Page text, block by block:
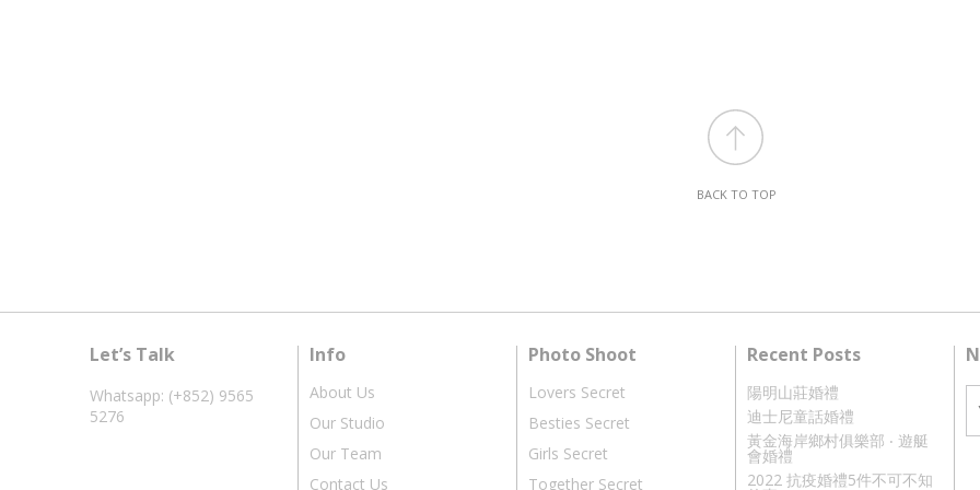
BACK TO TOP
Let’s Talk
Whatsapp: (+852) 9565
5276
Info
About Us
Our Studio
Our Team
Contact Us
Photo Shoot
Lovers Secret
Besties Secret
Girls Secret
Together Secret
Recent Posts
陽明山莊婚禮
迪士尼童話婚禮
黃金海岸鄉村俱樂部 ‧ 遊艇
會婚禮
2022 抗疫婚禮5件不可不知